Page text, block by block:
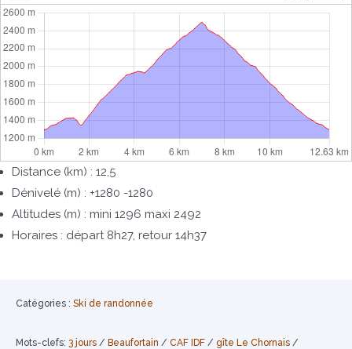
Distance (km) : 12,5
Dénivelé (m) : +1280 -1280
Altitudes (m) : mini 1296 maxi 2492
Horaires : départ 8h27, retour 14h37
Catégories : Ski de randonnée
Mots-clefs: 3 jours / Beaufortain / CAF IDF / gîte Le Chornais /